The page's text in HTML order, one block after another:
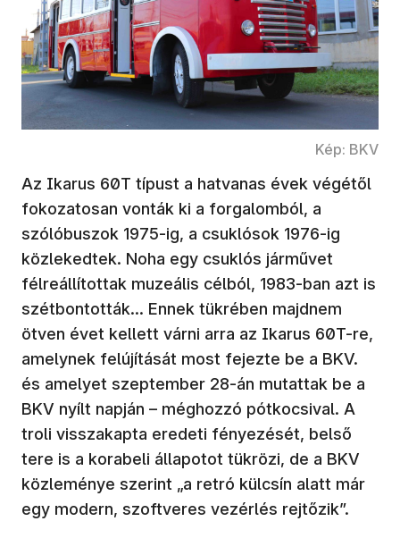
Kép: BKV
Az Ikarus 60T típust a hatvanas évek végétől
fokozatosan vonták ki a forgalomból, a
szólóbuszok 1975-ig, a csuklósok 1976-ig
közlekedtek. Noha egy csuklós járművet
félreállítottak muzeális célból, 1983-ban azt is
szétbontották… Ennek tükrében majdnem
ötven évet kellett várni arra az Ikarus 60T-re,
amelynek felújítását most fejezte be a BKV.
és amelyet szeptember 28-án mutattak be a
BKV nyílt napján – méghozzó pótkocsival. A
troli visszakapta eredeti fényezését, belső
tere is a korabeli állapotot tükrözi, de a BKV
közleménye szerint „a retró külcsín alatt már
egy modern, szoftveres vezérlés rejtőzik”.